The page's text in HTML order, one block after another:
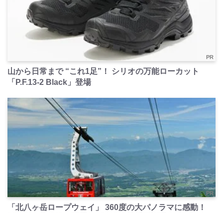
PR
山から日常まで “これ1足”！ シリオの万能ローカット
「P.F.13-2 Black」登場
PR
「北八ヶ岳ロープウェイ」 360度の大パノラマに感動！